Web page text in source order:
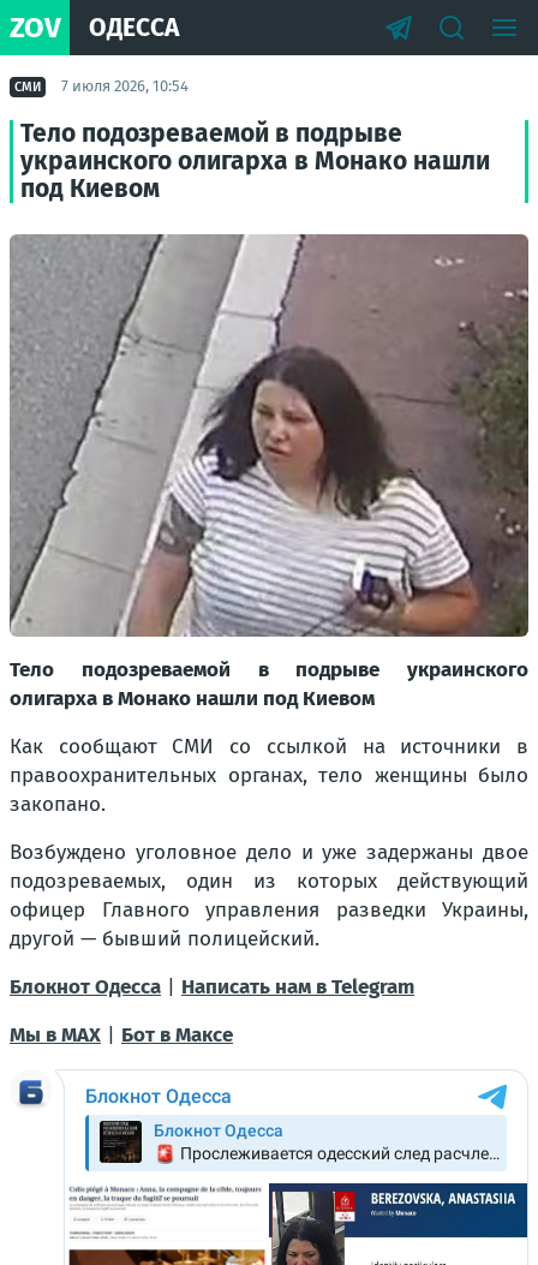
ZOV ОДЕССА
СМИ 7 июля 2026, 10:54
Тело подозреваемой в подрыве
украинского олигарха в Монако нашли
под Киевом
Тело подозреваемой в подрыве украинского
олигарха в Монако нашли под Киевом
Как сообщают СМИ со ссылкой на источники в
правоохранительных органах, тело женщины было
закопано.
Возбуждено уголовное дело и уже задержаны двое
подозреваемых, один из которых действующий
офицер Главного управления разведки Украины,
другой — бывший полицейский.
Блокнот Одесса
Написать нам в Telegram
Мы в МАХ
Бот в Максе